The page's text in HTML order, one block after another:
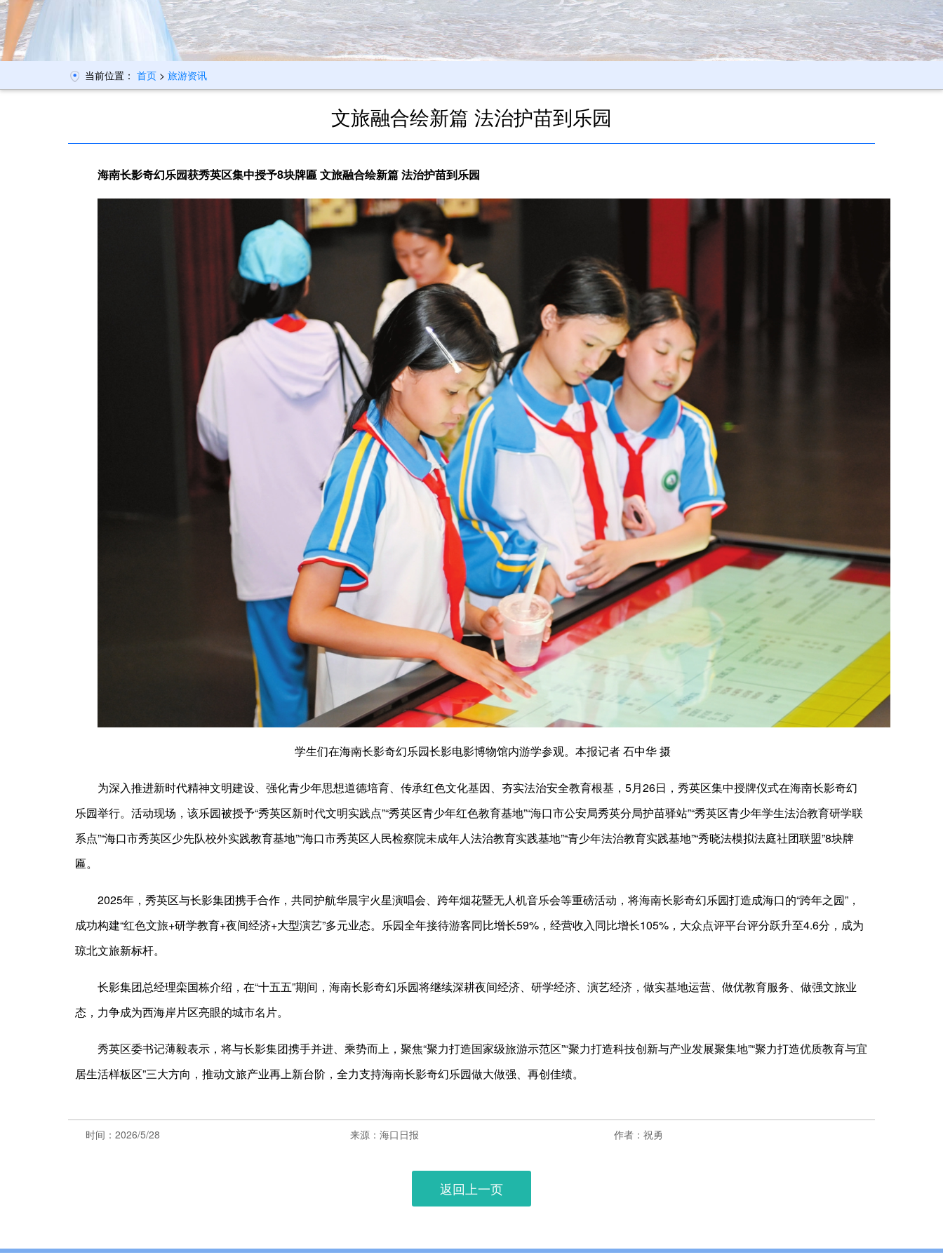
当前位置： 首页 > 旅游资讯
文旅融合绘新篇 法治护苗到乐园
海南长影奇幻乐园获秀英区集中授予8块牌匾文旅融合绘新篇 法治护苗到乐园
学生们在海南长影奇幻乐园长影电影博物馆内游学参观。本报记者 石中华 摄
为深入推进新时代精神文明建设、强化青少年思想道德培育、传承红色文化基因、夯实法治安全教育根基，5月26日，秀英区集中授牌仪式在海南长影奇幻
乐园举行。活动现场，该乐园被授予“秀英区新时代文明实践点”“秀英区青少年红色教育基地”“海口市公安局秀英分局护苗驿站”“秀英区青少年学生法治教育研学联
系点”“海口市秀英区少先队校外实践教育基地”“海口市秀英区人民检察院未成年人法治教育实践基地”“青少年法治教育实践基地”“秀晓法模拟法庭社团联盟”8块牌
匾。
2025年，秀英区与长影集团携手合作，共同护航华晨宇火星演唱会、跨年烟花暨无人机音乐会等重磅活动，将海南长影奇幻乐园打造成海口的“跨年之园”，
成功构建“红色文旅+研学教育+夜间经济+大型演艺”多元业态。乐园全年接待游客同比增长59%，经营收入同比增长105%，大众点评平台评分跃升至4.6分，成为
琼北文旅新标杆。
长影集团总经理栾国栋介绍，在“十五五”期间，海南长影奇幻乐园将继续深耕夜间经济、研学经济、演艺经济，做实基地运营、做优教育服务、做强文旅业
态，力争成为西海岸片区亮眼的城市名片。
秀英区委书记薄毅表示，将与长影集团携手并进、乘势而上，聚焦“聚力打造国家级旅游示范区”“聚力打造科技创新与产业发展聚集地”“聚力打造优质教育与宜
居生活样板区”三大方向，推动文旅产业再上新台阶，全力支持海南长影奇幻乐园做大做强、再创佳绩。
时间：2026/5/28 来源：海口日报 作者：祝勇
返回上一页